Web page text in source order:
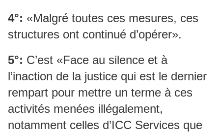
4°: «Malgré toutes ces mesures, ces
structures ont continué d’opérer».
5°: C’est «Face au silence et à
l’inaction de la justice qui est le dernier
rempart pour mettre un terme à ces
activités menées illégalement,
notamment celles d’ICC Services que